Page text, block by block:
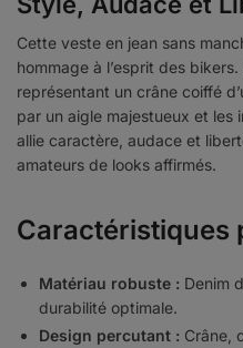
Cette veste en jean sans
hommage à l’esprit des
représentant un crâne coiffé
par un aigle majestueux et les
allie caractère, audace et
amateurs de looks affirmés.
Caractéristiques
Matériau robuste : Denim
durabilité optimale.
Design percutant : Crâne,